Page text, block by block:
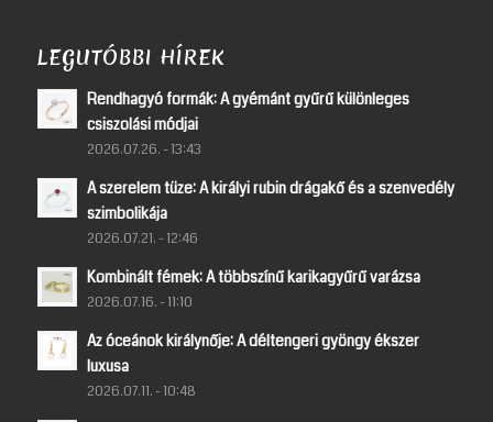
LEGUTÓBBI HÍREK
Rendhagyó formák: A gyémánt gyűrű különleges
csiszolási módjai
2026.07.26. - 13:43
A szerelem tüze: A királyi rubin drágakő és a szenvedély
szimbolikája
2026.07.21. - 12:46
Kombinált fémek: A többszínű karikagyűrű varázsa
2026.07.16. - 11:10
Az óceánok királynője: A déltengeri gyöngy ékszer
luxusa
2026.07.11. - 10:48